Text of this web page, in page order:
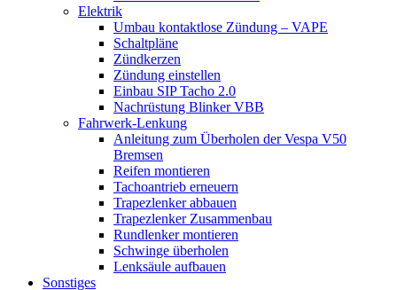
Elektrik
Umbau kontaktlose Zündung – VAPE
Schaltpläne
Zündkerzen
Zündung einstellen
Einbau SIP Tacho 2.0
Nachrüstung Blinker VBB
Fahrwerk-Lenkung
Anleitung zum Überholen der Vespa V50
Bremsen
Reifen montieren
Tachoantrieb erneuern
Trapezlenker abbauen
Trapezlenker Zusammenbau
Rundlenker montieren
Schwinge überholen
Lenksäule aufbauen
Sonstiges